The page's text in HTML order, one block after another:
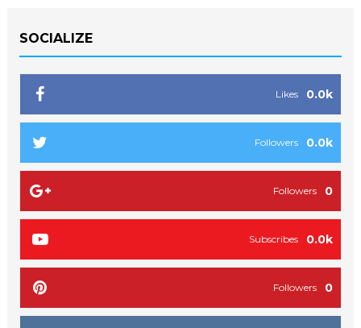
SOCIALIZE
0.0k
Likes
0.0k
Followers
0
Followers
0.0k
Subscribes
0
Followers